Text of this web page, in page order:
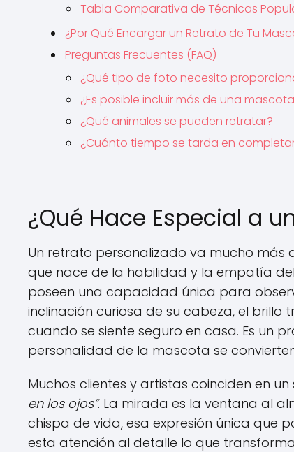
Tabla Comparativa de Técnicas
¿Por Qué Encargar un Retrato de Tu
Preguntas Frecuentes (FAQ)
¿Qué tipo de foto necesito
¿Es posible incluir más de una
¿Qué animales se pueden retratar?
¿Cuánto tiempo se tarda en
¿Qué Hace Especial a
Un retrato personalizado va mucho más
que nace de la habilidad y la empatía
poseen una capacidad única para
inclinación curiosa de su cabeza, el
cuando se siente seguro en casa. Es un
personalidad de la mascota se
Muchos clientes y artistas coinciden en
en los ojos”. La mirada es la ventana al
chispa de vida, esa expresión única que
esta atención al detalle lo que